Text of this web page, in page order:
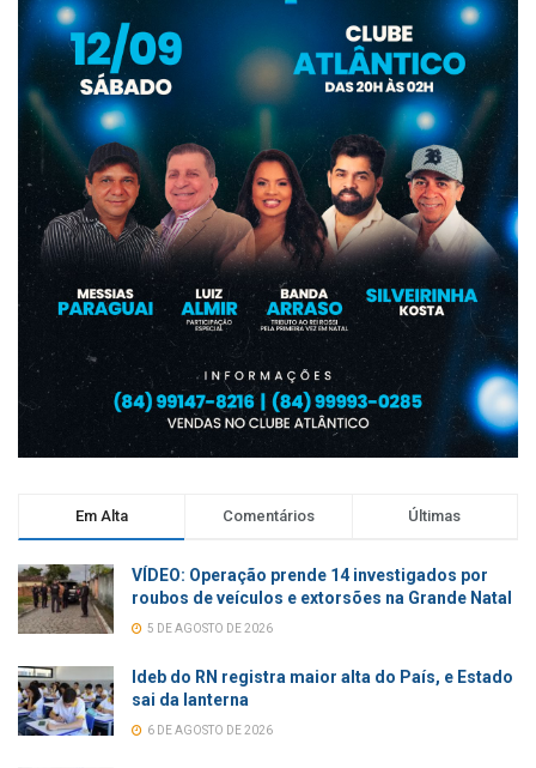
Em Alta Comentários Últimas
VÍDEO: Operação prende 14 investigados por
roubos de veículos e extorsões na Grande Natal
5 DE AGOSTO DE 2026
Ideb do RN registra maior alta do País, e Estado
sai da lanterna
6 DE AGOSTO DE 2026